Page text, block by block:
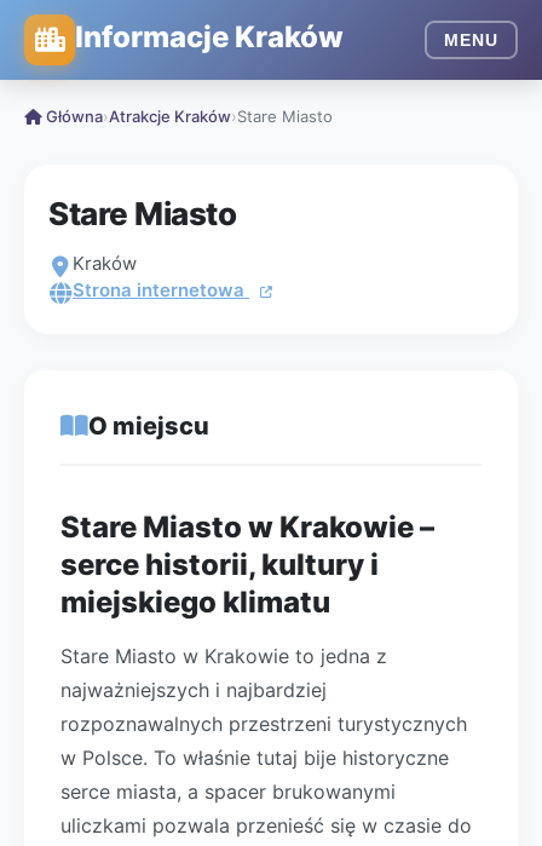
Informacje Kraków MENU
Główna›Atrakcje Kraków›Stare Miasto
Stare Miasto
Kraków
Strona internetowa
O miejscu
Stare Miasto w Krakowie –
serce historii, kultury i
miejskiego klimatu
Stare Miasto w Krakowie to jedna z
najważniejszych i najbardziej
rozpoznawalnych przestrzeni turystycznych
w Polsce. To właśnie tutaj bije historyczne
serce miasta, a spacer brukowanymi
uliczkami pozwala przenieść się w czasie do